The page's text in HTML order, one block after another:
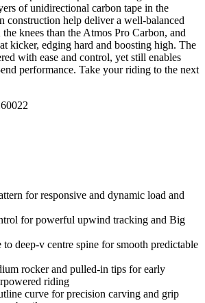
ofunidirectional carbon tape in the
construction help deliver a well-balanced
knees than the Atmos Pro Carbon, and
kicker, edging hard and boosting high. The
with ease and control, yet still enables
performance. Take your riding to the next
for responsive and dynamic load and
for powerful upwind tracking and Big
deep-v centre spine for smooth predictable
rocker and pulled-in tips for early
riding
curve for precision carving and grip